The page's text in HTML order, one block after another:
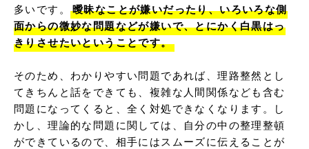
多いです。
曖昧なことが嫌いだったり、いろいろな側
面からの微妙な問題などが嫌いで、とにかく白黒はっ
きりさせたいということです。
そのため、わかりやすい問題であれば、理路整然とし
てきちんと話をできても、複雑な人間関係なども含む
問題になってくると、全く対処できなくなります。し
かし、理論的な問題に関しては、自分の中の整理整頓
ができているので、相手にはスムーズに伝えることが